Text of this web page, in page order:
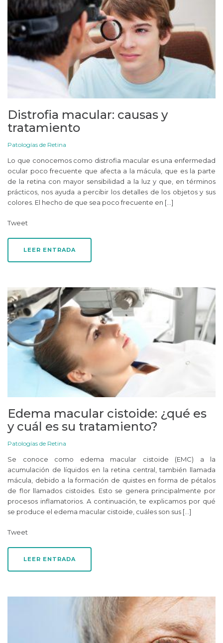
Distrofia macular: causas y
tratamiento
Patologías de Retina
Lo que conocemos como distrofia macular es una enfermedad
ocular poco frecuente que afecta a la mácula, que es la parte
de la retina con mayor sensibilidad a la luz y que, en términos
prácticos, nos ayuda a percibir los detalles de los objetos y sus
colores. El hecho de que sea poco frecuente en […]
Tweet
LEER ENTRADA
Edema macular cistoide: ¿qué es
y cuál es su tratamiento?
Patologías de Retina
Se conoce como edema macular cistoide (EMC) a la
acumulación de líquidos en la retina central, también llamada
mácula, debido a la formación de quistes en forma de pétalos
de flor llamados cistoides. Esto se genera principalmente por
procesos inflamatorios. A continuación, te explicamos por qué
se produce el edema macular cistoide, cuáles son sus […]
Tweet
LEER ENTRADA